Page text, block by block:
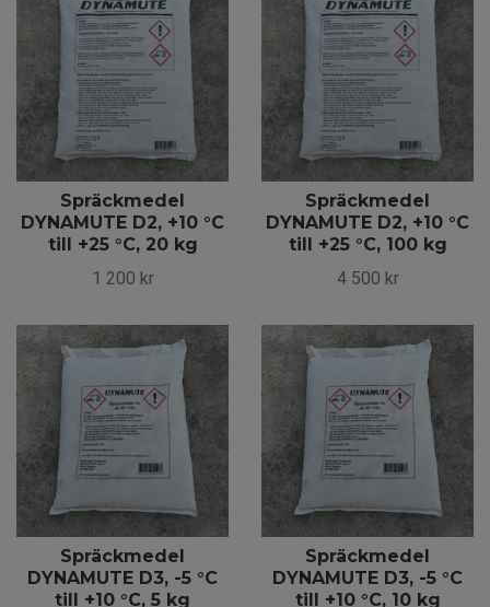
Spräckmedel
DYNAMUTE D2, +10 °C
till +25 °C, 20 kg
1 200 kr
Spräckmedel
DYNAMUTE D2, +10 °C
till +25 °C, 100 kg
4 500 kr
Spräckmedel
DYNAMUTE D3, -5 °C
till +10 °C, 5 kg
Spräckmedel
DYNAMUTE D3, -5 °C
till +10 °C, 10 kg